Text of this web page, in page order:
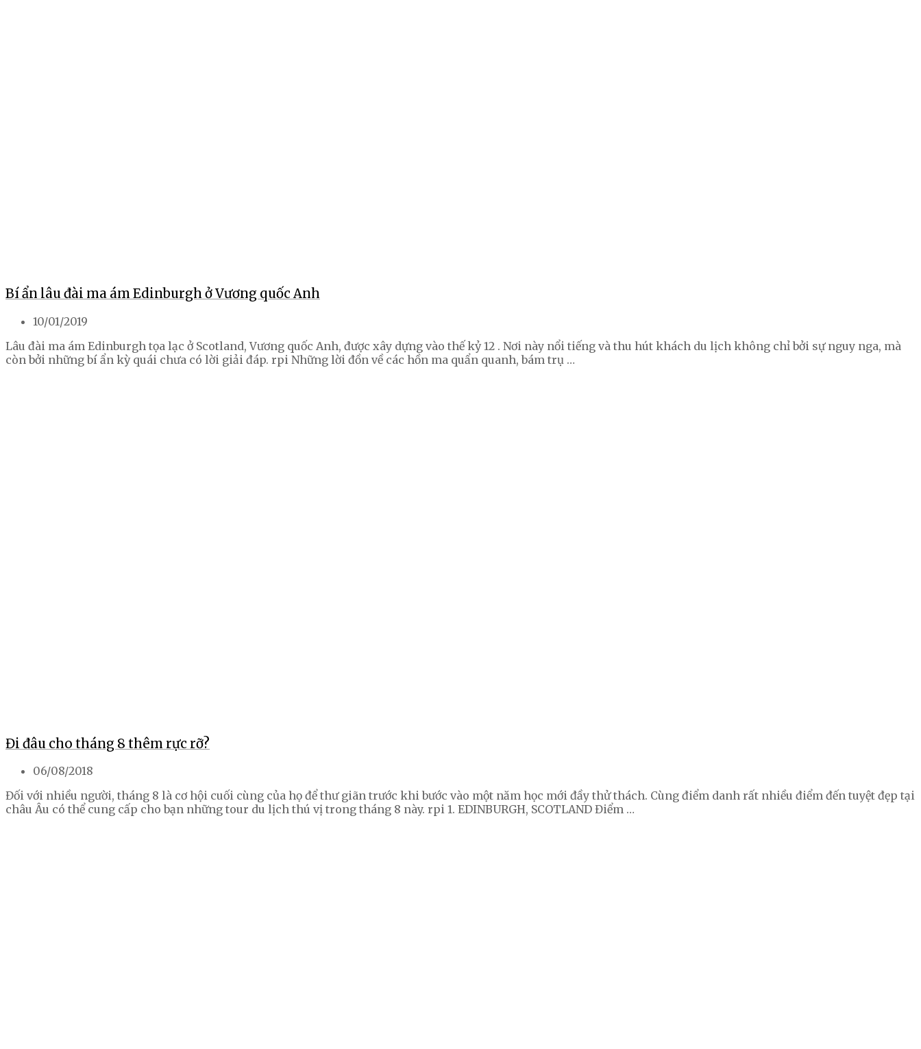
Bí ẩn lâu đài ma ám Edinburgh ở Vương quốc Anh
10/01/2019
Lâu đài ma ám Edinburgh tọa lạc ở Scotland, Vương quốc Anh, được xây dựng vào thế kỷ 12 . Nơi này nổi tiếng và thu hút khách du lịch không chỉ bởi sự nguy nga, mà
còn bởi những bí ẩn kỳ quái chưa có lời giải đáp. rpi Những lời đồn về các hồn ma quẩn quanh, bám trụ …
Đi đâu cho tháng 8 thêm rực rỡ?
06/08/2018
Đối với nhiều người, tháng 8 là cơ hội cuối cùng của họ để thư giãn trước khi bước vào một năm học mới đầy thử thách. Cùng điểm danh rất nhiều điểm đến tuyệt đẹp tại
châu Âu có thể cung cấp cho bạn những tour du lịch thú vị trong tháng 8 này. rpi 1. EDINBURGH, SCOTLAND Điểm …